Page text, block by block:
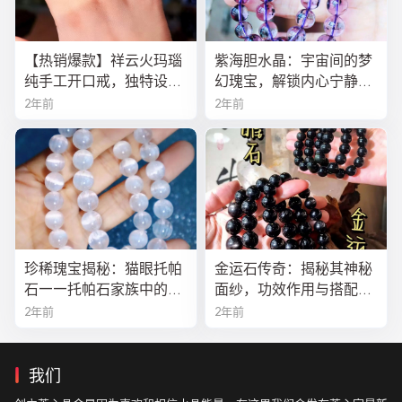
【热销爆款】祥云火玛瑙
纯手工开口戒，独特设计
寓意吉祥，时尚与灵性的
2年前
紫海胆水晶：宇宙间的梦
幻瑰宝，解锁内心宁静与
疗愈之秘
2年前
珍稀瑰宝揭秘：猫眼托帕
石——托帕石家族中的绝
美异类
2年前
金运石传奇：揭秘其神秘
面纱，功效作用与搭配法
全解析
2年前
我们